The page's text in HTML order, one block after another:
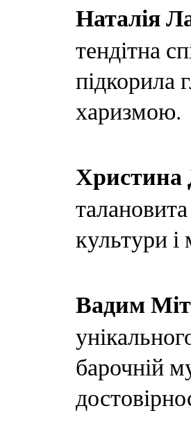
Наталія
тендітна
підкорила
харизмою.
Христина
культури
Вадим
барочній